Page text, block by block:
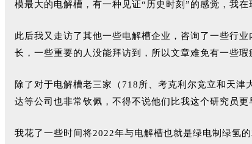
模最大的电解槽，有一种见证“历史时刻”的感觉，我在
此后我又走访了其他一些电解槽企业，咨询了一些行
长，一些重要的人没能拜访到，所以文章难免有一些
除了对于电解槽老三家（718所、考克利尔竞立和天
达等公司也非常钦佩，不得不说他们比我这个研究员
我花了一些时间将2022年与电解槽也就是绿电制绿氢